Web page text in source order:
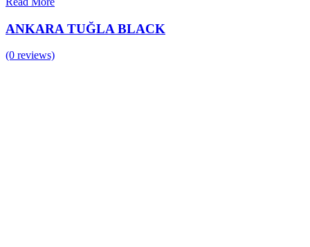
ANKARA TUĞLA BLACK
(0 reviews)